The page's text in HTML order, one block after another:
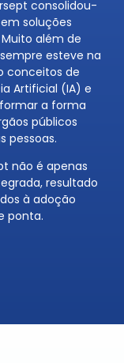
consolidou-
soluções
além de
esteve na
conceitos de
Artificial (IA) e
a forma
públicos
pessoas.
não é apenas
resultado
à adoção
ponta.